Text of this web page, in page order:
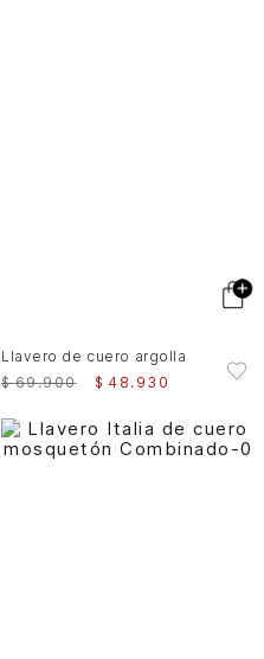
Llavero de cuero argolla
$ 69.900 $ 48 . 930